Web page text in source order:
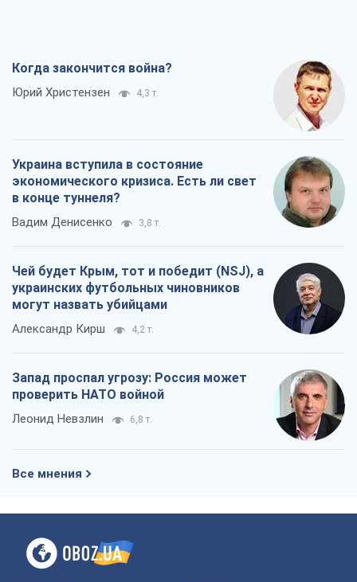
Когда закончится война?
Юрий Христензен 4,3 т.
Украина вступила в состояние
экономического кризиса. Есть ли свет
в конце туннеля?
Вадим Денисенко 3,8 т.
Чей будет Крым, тот и победит (NSJ), а
украинских футбольных чиновников
могут назвать убийцами
Александр Кирш 4,2 т.
Запад проспал угрозу: Россия может
проверить НАТО войной
Леонид Невзлин 6,8 т.
Все мнения